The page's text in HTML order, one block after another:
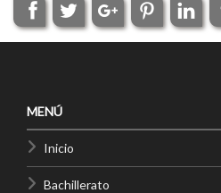
MENÚ
Inicio
Bachillerato